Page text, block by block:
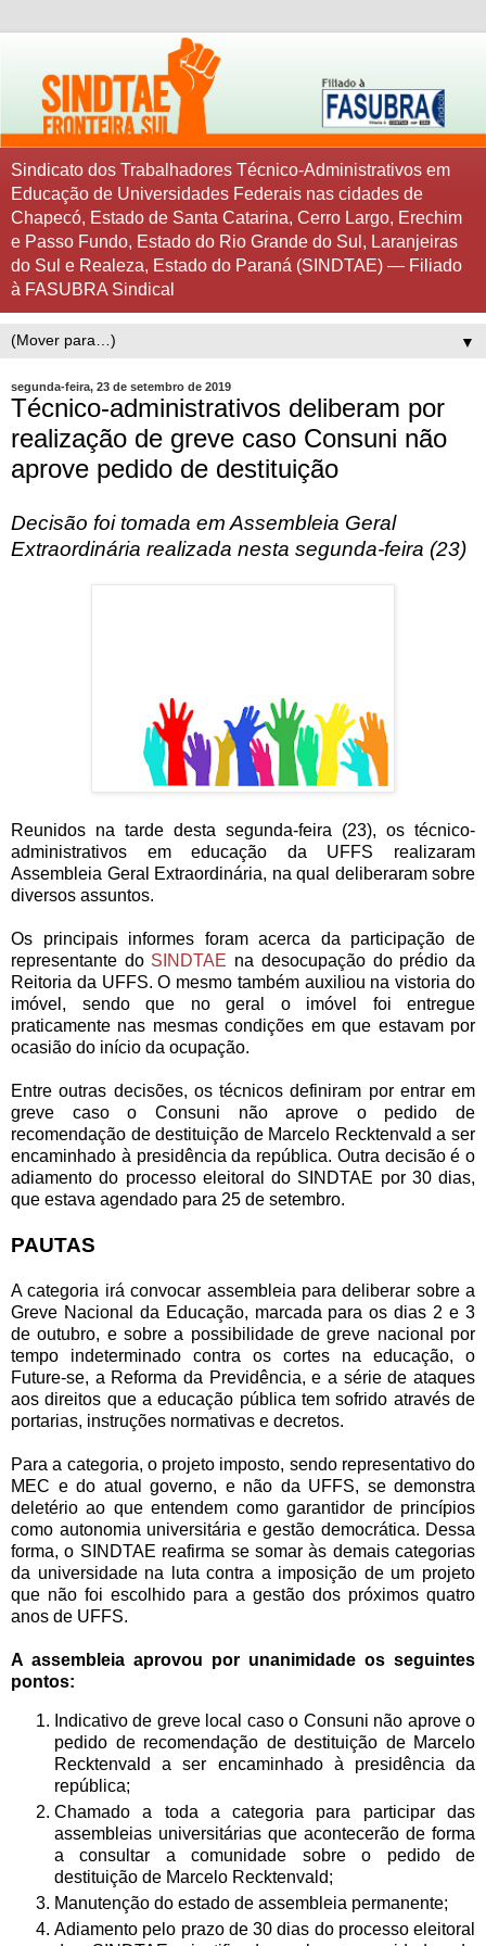
Sindicato dos Trabalhadores Técnico-Administrativos em
Educação de Universidades Federais nas cidades de
Chapecó, Estado de Santa Catarina, Cerro Largo, Erechim
e Passo Fundo, Estado do Rio Grande do Sul, Laranjeiras
do Sul e Realeza, Estado do Paraná (SINDTAE) — Filiado
à FASUBRA Sindical
▼
segunda-feira, 23 de setembro de 2019
Técnico-administrativos deliberam por
realização de greve caso Consuni não
aprove pedido de destituição
Decisão foi tomada em Assembleia Geral
Extraordinária realizada nesta segunda-feira (23)
Reunidos na tarde desta segunda-feira (23), os técnico-
administrativos em educação da UFFS realizaram
Assembleia Geral Extraordinária, na qual deliberaram sobre
diversos assuntos.
Os principais informes foram acerca da participação de
representante do SINDTAE na desocupação do prédio da
Reitoria da UFFS. O mesmo também auxiliou na vistoria do
imóvel, sendo que no geral o imóvel foi entregue
praticamente nas mesmas condições em que estavam por
ocasião do início da ocupação.
Entre outras decisões, os técnicos definiram por entrar em
greve caso o Consuni não aprove o pedido de
recomendação de destituição de Marcelo Recktenvald a ser
encaminhado à presidência da república. Outra decisão é o
adiamento do processo eleitoral do SINDTAE por 30 dias,
que estava agendado para 25 de setembro.
PAUTAS
A categoria irá convocar assembleia para deliberar sobre a
Greve Nacional da Educação, marcada para os dias 2 e 3
de outubro, e sobre a possibilidade de greve nacional por
tempo indeterminado contra os cortes na educação, o
Future-se, a Reforma da Previdência, e a série de ataques
aos direitos que a educação pública tem sofrido através de
portarias, instruções normativas e decretos.
Para a categoria, o projeto imposto, sendo representativo do
MEC e do atual governo, e não da UFFS, se demonstra
deletério ao que entendem como garantidor de princípios
como autonomia universitária e gestão democrática. Dessa
forma, o SINDTAE reafirma se somar às demais categorias
da universidade na luta contra a imposição de um projeto
que não foi escolhido para a gestão dos próximos quatro
anos de UFFS.
A assembleia aprovou por unanimidade os seguintes
pontos:
Indicativo de greve local caso o Consuni não aprove o
pedido de recomendação de destituição de Marcelo
Recktenvald a ser encaminhado à presidência da
república;
Chamado a toda a categoria para participar das
assembleias universitárias que acontecerão de forma
a consultar a comunidade sobre o pedido de
destituição de Marcelo Recktenvald;
Manutenção do estado de assembleia permanente;
Adiamento pelo prazo de 30 dias do processo eleitoral